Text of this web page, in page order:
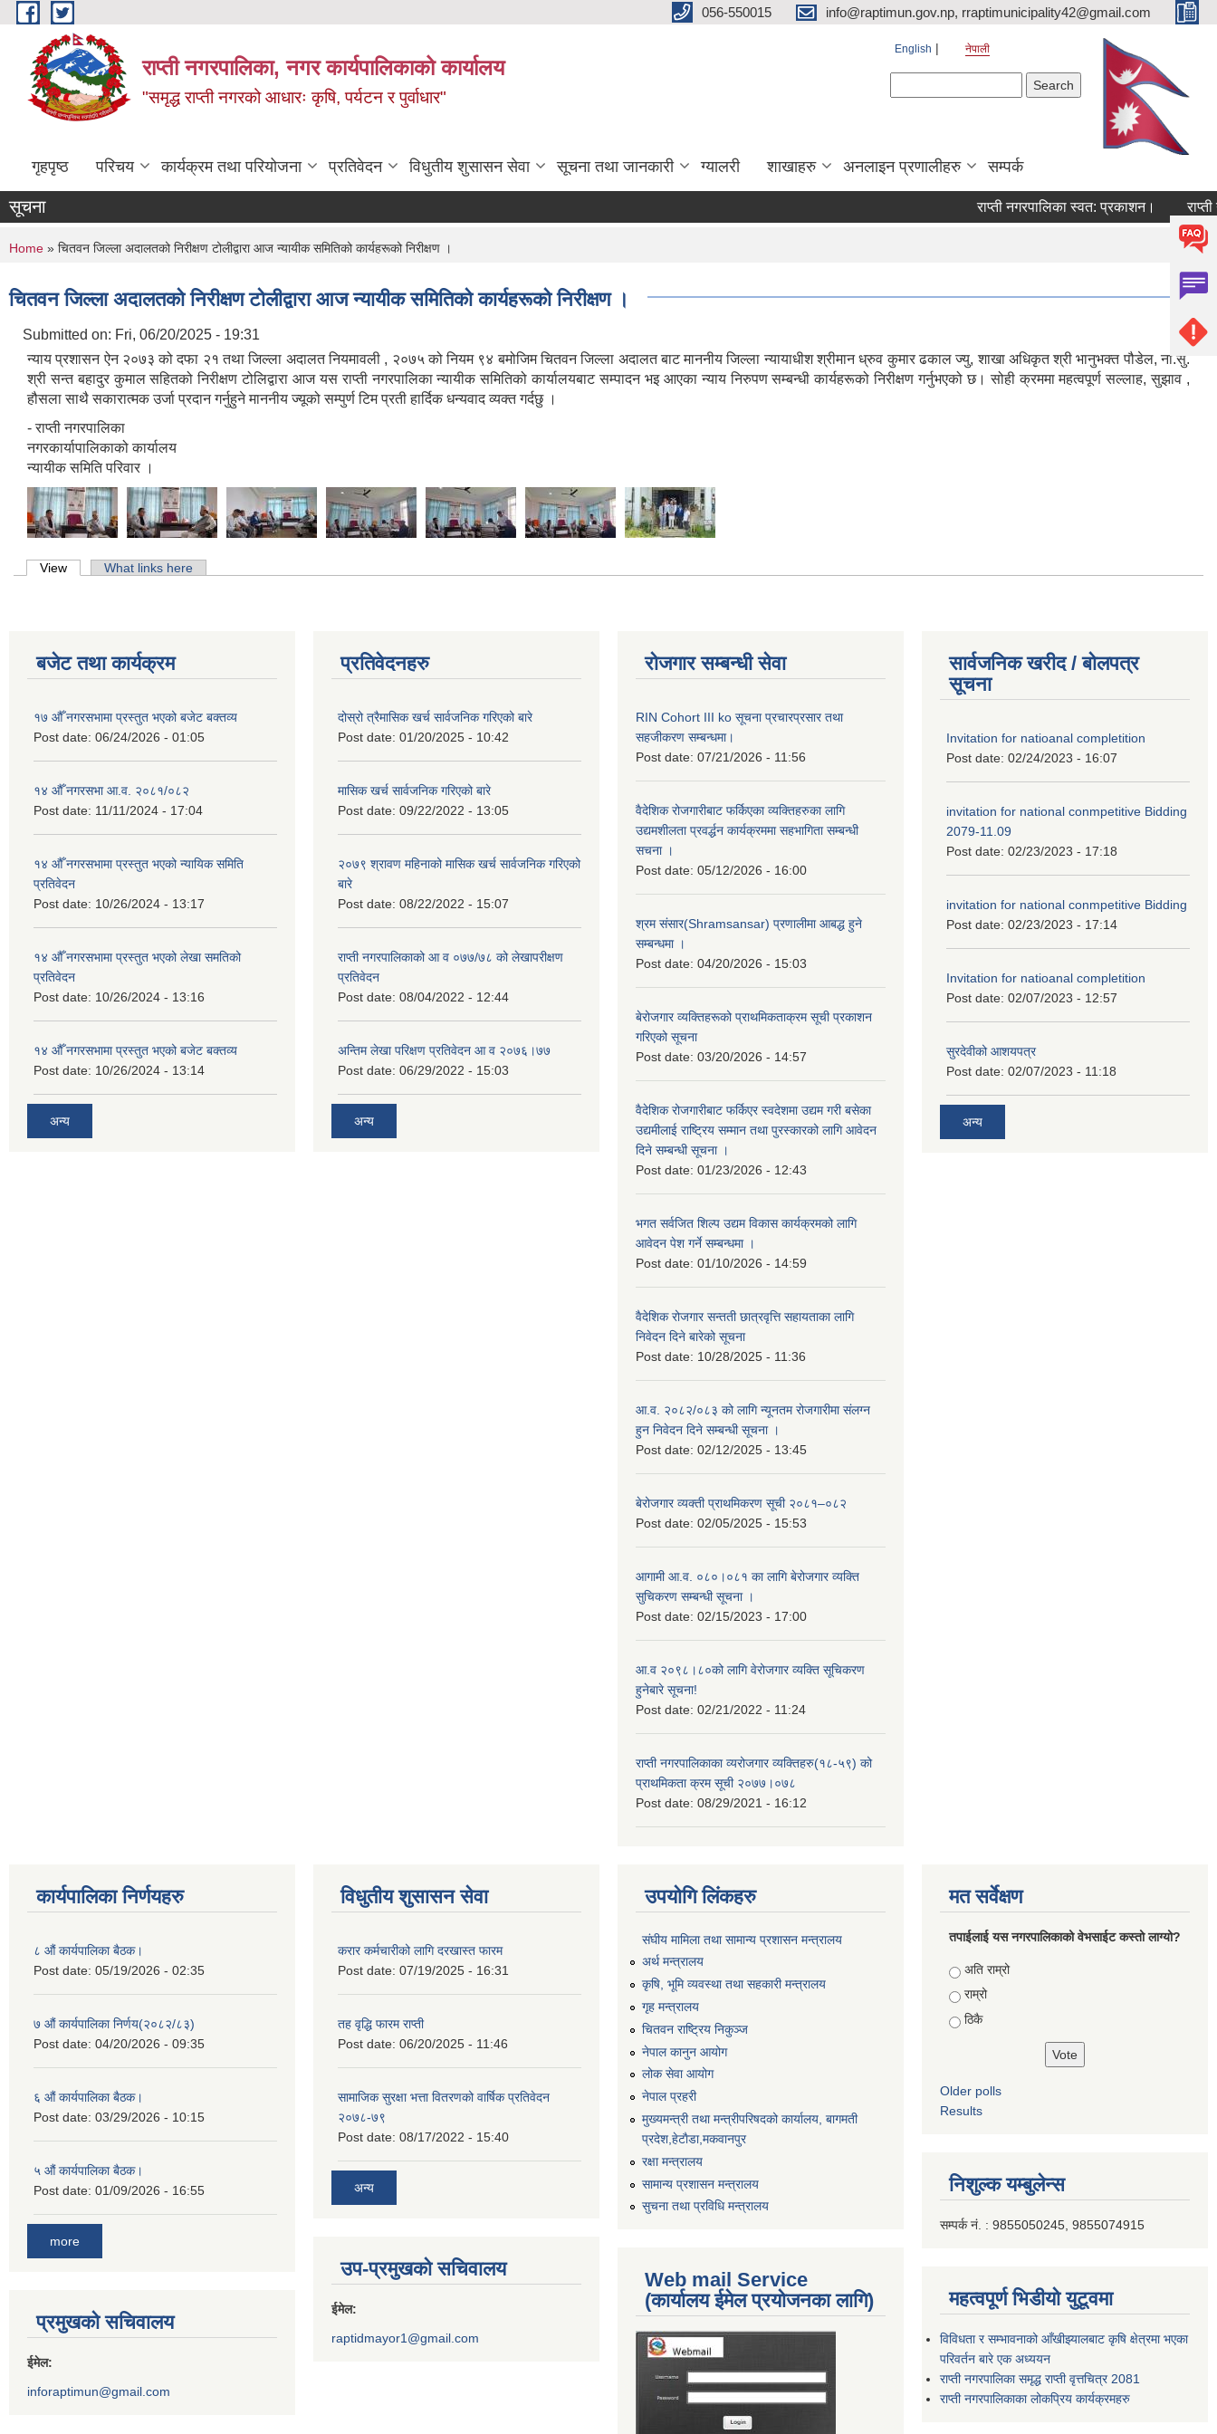
Skip to main content 056-550015 info@raptimun.gov.np, rraptimunicipality42@gmail.com
राप्ती नगरपालिका, नगर कार्यपालिकाको कार्यालय
"समृद्ध राप्ती नगरको आधारः कृषि, पर्यटन र पुर्वाधार"
English नेपाली
गृहपृष्ठ परिचय कार्यक्रम तथा परियोजना प्रतिवेदन विधुतीय शुसासन सेवा सूचना तथा जानकारी ग्यालरी शाखाहरु अनलाइन प्रणालीहरु सम्पर्क
सूचना राप्ती नगरपालिका स्वत: प्रकाशन। राप्ती
You are here
Home » चितवन जिल्ला अदालतको निरीक्षण टोलीद्वारा आज न्यायीक समितिको कार्यहरूको निरीक्षण ।
चितवन जिल्ला अदालतको निरीक्षण टोलीद्वारा आज न्यायीक समितिको कार्यहरूको निरीक्षण ।
Submitted on: Fri, 06/20/2025 - 19:31
न्याय प्रशासन ऐन २०७३ को दफा २१ तथा जिल्ला अदालत नियमावली , २०७५ को नियम ९४ बमोजिम चितवन जिल्ला अदालत बाट माननीय जिल्ला न्यायाधीश श्रीमान ध्रुव कुमार ढकाल ज्यु, शाखा अधिकृत श्री भानुभक्त पौडेल, ना.सु.
श्री सन्त बहादुर कुमाल सहितको निरीक्षण टोलिद्वारा आज यस राप्ती नगरपालिका न्यायीक समितिको कार्यालयबाट सम्पादन भइ आएका न्याय निरुपण सम्बन्धी कार्यहरूको निरीक्षण गर्नुभएको छ। सोही क्रममा महत्वपूर्ण सल्लाह, सुझाव ,
हौसला साथै सकारात्मक उर्जा प्रदान गर्नुहुने माननीय ज्यूको सम्पुर्ण टिम प्रती हार्दिक धन्यवाद व्यक्त गर्दछु ।
- राप्ती नगरपालिका
नगरकार्यापालिकाको कार्यालय
न्यायीक समिति परिवार ।
Primary tabs
View (active tab)What links here
बजेट तथा कार्यक्रम
१७ औँ नगरसभामा प्रस्तुत भएको बजेट बक्तव्य
Post date: 06/24/2026 - 01:05
१४ औँ नगरसभा आ.व. २०८१/०८२
Post date: 11/11/2024 - 17:04
१४ औँ नगरसभामा प्रस्तुत भएको न्यायिक समिति
प्रतिवेदन
Post date: 10/26/2024 - 13:17
१४ औँ नगरसभामा प्रस्तुत भएको लेखा समतिको
प्रतिवेदन
Post date: 10/26/2024 - 13:16
१४ औँ नगरसभामा प्रस्तुत भएको बजेट बक्तव्य
Post date: 10/26/2024 - 13:14
अन्य
प्रतिवेदनहरु
दोस्रो त्रैमासिक खर्च सार्वजनिक गरिएको बारे
Post date: 01/20/2025 - 10:42
मासिक खर्च सार्वजनिक गरिएको बारे
Post date: 09/22/2022 - 13:05
२०७९ श्रावण महिनाको मासिक खर्च सार्वजनिक गरिएको
बारे
Post date: 08/22/2022 - 15:07
राप्ती नगरपालिकाको आ व ०७७/७८ को लेखापरीक्षण
प्रतिवेदन
Post date: 08/04/2022 - 12:44
अन्तिम लेखा परिक्षण प्रतिवेदन आ व २०७६।७७
Post date: 06/29/2022 - 15:03
अन्य
रोजगार सम्बन्धी सेवा
RIN Cohort III ko सूचना प्रचारप्रसार तथा
सहजीकरण सम्बन्धमा।
Post date: 07/21/2026 - 11:56
वैदेशिक रोजगारीबाट फर्किएका व्यक्तिहरुका लागि
उद्यमशीलता प्रवर्द्धन कार्यक्रममा सहभागिता सम्बन्धी
सचना ।
Post date: 05/12/2026 - 16:00
श्रम संसार(Shramsansar) प्रणालीमा आबद्ध हुने
सम्बन्धमा ।
Post date: 04/20/2026 - 15:03
बेरोजगार व्यक्तिहरूको प्राथमिकताक्रम सूची प्रकाशन
गरिएको सूचना
Post date: 03/20/2026 - 14:57
वैदेशिक रोजगारीबाट फर्किएर स्वदेशमा उद्यम गरी बसेका
उद्यमीलाई राष्ट्रिय सम्मान तथा पुरस्कारको लागि आवेदन
दिने सम्बन्धी सूचना ।
Post date: 01/23/2026 - 12:43
भगत सर्वजित शिल्प उद्यम विकास कार्यक्रमको लागि
आवेदन पेश गर्ने सम्बन्धमा ।
Post date: 01/10/2026 - 14:59
वैदेशिक रोजगार सन्तती छात्रवृत्ति सहायताका लागि
निवेदन दिने बारेको सूचना
Post date: 10/28/2025 - 11:36
आ.व. २०८२/०८३ को लागि न्यूनतम रोजगारीमा संलग्न
हुन निवेदन दिने सम्बन्धी सूचना ।
Post date: 02/12/2025 - 13:45
बेरोजगार व्यक्ती प्राथमिकरण सूची २०८१–०८२
Post date: 02/05/2025 - 15:53
आगामी आ.व. ०८०।०८१ का लागि बेरोजगार व्यक्ति
सुचिकरण सम्बन्धी सूचना ।
Post date: 02/15/2023 - 17:00
आ.व २०९८।८०को लागि वेरोजगार व्यक्ति सूचिकरण
हुनेबारे सूचना!
Post date: 02/21/2022 - 11:24
राप्ती नगरपालिकाका व्यरोजगार व्यक्तिहरु(१८-५९) को
प्राथमिकता क्रम सूची २०७७।०७८
Post date: 08/29/2021 - 16:12
सार्वजनिक खरीद / बोलपत्र
सूचना
Invitation for natioanal completition
Post date: 02/24/2023 - 16:07
invitation for national conmpetitive Bidding
2079-11.09
Post date: 02/23/2023 - 17:18
invitation for national conmpetitive Bidding
Post date: 02/23/2023 - 17:14
Invitation for natioanal completition
Post date: 02/07/2023 - 12:57
सुरदेवीको आशयपत्र
Post date: 02/07/2023 - 11:18
अन्य
कार्यपालिका निर्णयहरु
८ औं कार्यपालिका बैठक।
Post date: 05/19/2026 - 02:35
७ औं कार्यपालिका निर्णय(२०८२/८३)
Post date: 04/20/2026 - 09:35
६ औं कार्यपालिका बैठक।
Post date: 03/29/2026 - 10:15
५ औं कार्यपालिका बैठक।
Post date: 01/09/2026 - 16:55
more
प्रमुखको सचिवालय
ईमेल:
inforaptimun@gmail.com
विधुतीय शुसासन सेवा
करार कर्मचारीको लागि दरखास्त फारम
Post date: 07/19/2025 - 16:31
तह वृद्धि फारम राप्ती
Post date: 06/20/2025 - 11:46
सामाजिक सुरक्षा भत्ता वितरणको वार्षिक प्रतिवेदन
२०७८-७९
Post date: 08/17/2022 - 15:40
अन्य
उप-प्रमुखको सचिवालय
ईमेल:
raptidmayor1@gmail.com
उपयोगि लिंकहरु
संघीय मामिला तथा सामान्य प्रशासन मन्त्रालय
अर्थ मन्त्रालय
कृषि, भूमि व्यवस्था तथा सहकारी मन्त्रालय
गृह मन्त्रालय
चितवन राष्ट्रिय निकुञ्ज
नेपाल कानुन आयोग
लोक सेवा आयोग
नेपाल प्रहरी
मुख्यमन्त्री तथा मन्त्रीपरिषदको कार्यालय, बागमती
प्रदेश,हेटाैडा,मकवानपुर
रक्षा मन्त्रालय
सामान्य प्रशासन मन्त्रालय
सुचना तथा प्रविधि मन्त्रालय
Web mail Service
(कार्यालय ईमेल प्रयोजनका लागि)
मत सर्वेक्षण
तपाईलाई यस नगरपालिकाको वेभसाईट कस्तो लाग्यो?
Choices
अति राम्रो
राम्रो
ठिकै
Older polls
Results
निशुल्क यम्बुलेन्स
सम्पर्क नं. : 9855050245, 9855074915
महत्वपूर्ण भिडीयो युटूवमा
विविधता र सम्भावनाको आँखीझ्यालबाट कृषि क्षेत्रमा भएका
परिवर्तन बारे एक अध्ययन
राप्ती नगरपालिका समृद्ध राप्ती वृत्तचित्र 2081
राप्ती नगरपालिकाका लोकप्रिय कार्यक्रमहरु